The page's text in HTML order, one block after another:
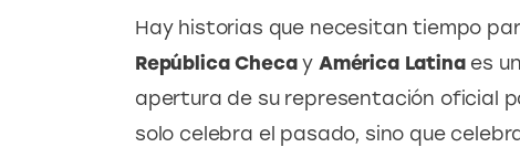
Hay historias que necesitan tiempo
República Checa y América Latina es
apertura de su representación oficial
solo celebra el pasado, sino que